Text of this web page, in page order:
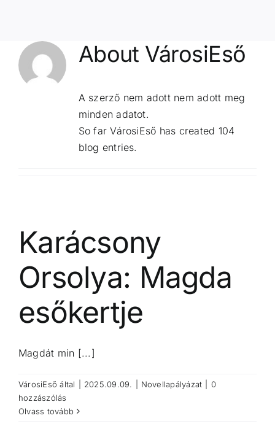
About VárosiEső
A szerző nem adott nem adott meg
minden adatot.
So far VárosiEső has created 104
blog entries.
Karácsony
Orsolya: Magda
esőkertje
Magdát min [...]
VárosiEső által 2025.09.09. Novellapályázat
0
hozzászólás
Olvass tovább